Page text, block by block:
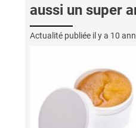
aussi un super
Actualité publiée il y a 10